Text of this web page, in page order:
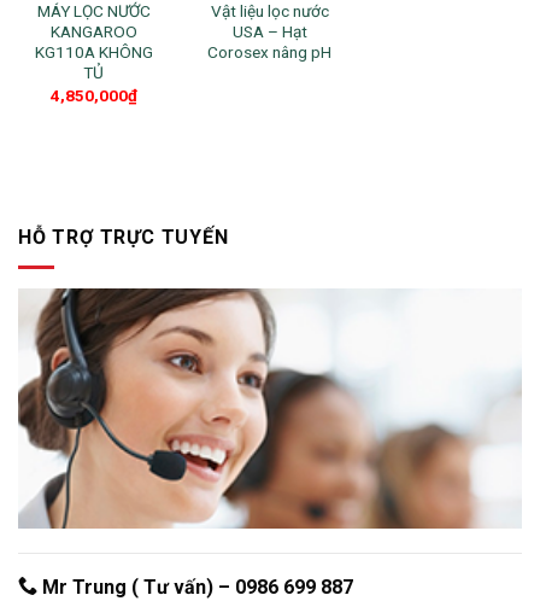
MÁY LỌC NƯỚC
KANGAROO
KG110A KHÔNG
TỦ
4,850,000₫
Vật liệu lọc nước
USA – Hạt
Corosex nâng pH
HỖ TRỢ TRỰC TUYẾN
Mr Trung ( Tư vấn) – 0986 699 887